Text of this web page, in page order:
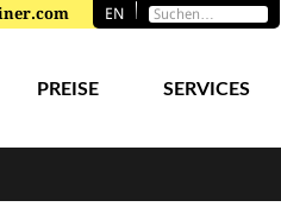
EN
PREISE SERVICES